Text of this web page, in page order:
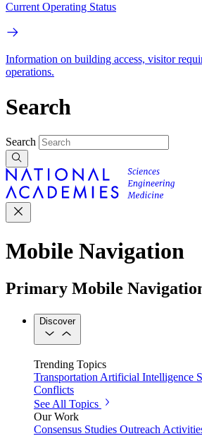
Current Operating Status
Information on building access, visitor
operations.
Search
Search
Mobile Navigation
Primary Mobile
Discover
Trending Topics
Transportation Artificial Intelligence
Conflicts
See All Topics
Our Work
Consensus Studies Outreach